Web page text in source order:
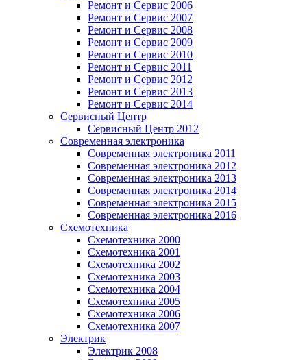
Ремонт и Сервис 2006
Ремонт и Сервис 2007
Ремонт и Сервис 2008
Ремонт и Сервис 2009
Ремонт и Сервис 2010
Ремонт и Сервис 2011
Ремонт и Сервис 2012
Ремонт и Сервис 2013
Ремонт и Сервис 2014
Сервисный Центр
Сервисный Центр 2012
Современная электроника
Современная электроника 2011
Современная электроника 2012
Современная электроника 2013
Современная электроника 2014
Современная электроника 2015
Современная электроника 2016
Схемотехника
Схемотехника 2000
Схемотехника 2001
Схемотехника 2002
Схемотехника 2003
Схемотехника 2004
Схемотехника 2005
Схемотехника 2006
Схемотехника 2007
Электрик
Электрик 2008